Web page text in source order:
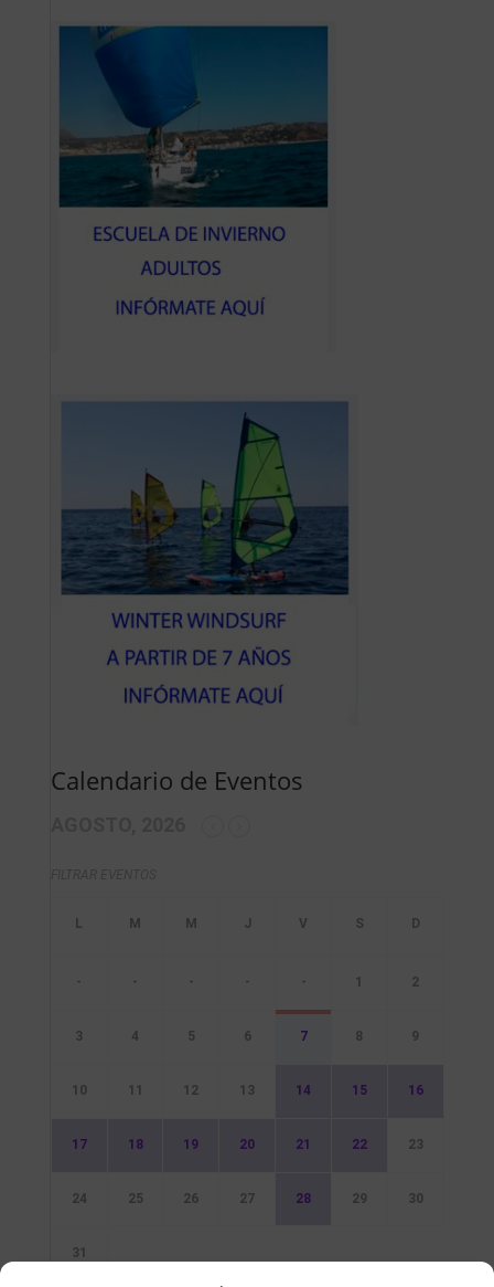
Calendario de Eventos
- - - - - 1 2
3 4 5 6 7 8 9
10 11 12 13 14 15 16
17 18 19 20 21 22 23
24 25 26 27 28 29 30
31